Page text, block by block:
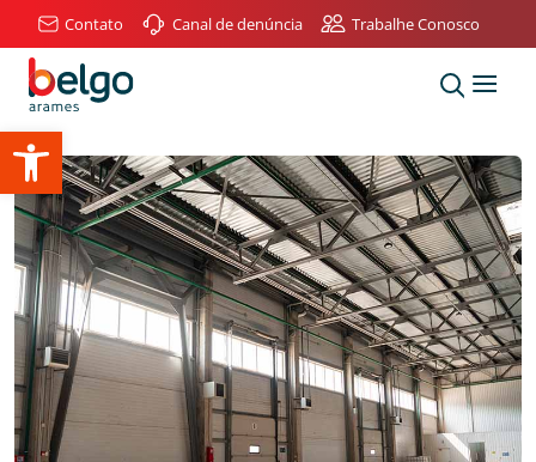
Abrir a barra de ferramentas
Contato Canal de denúncia Trabalhe Conosco